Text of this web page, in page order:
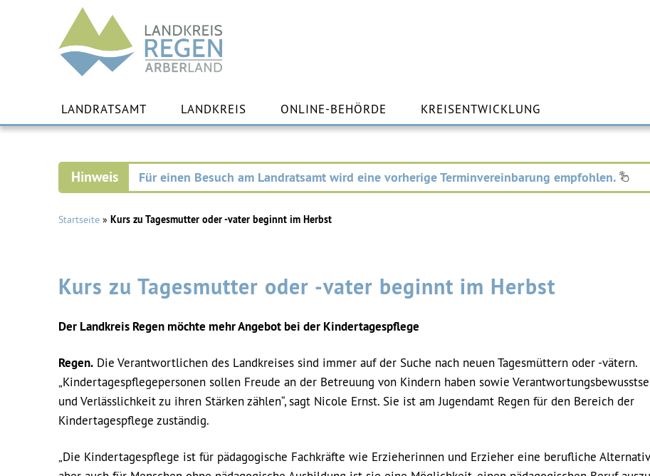
Landkreis
Regen
Inhalt
springen
LANDRATSAMT LANDKREIS ONLINE-BEHÖRDE KREISENTWICKLUNG
Für einen Besuch am Landratsamt wird eine vorherige Terminvereinbarung empfohlen.
Startseite » Kurs zu Tagesmutter oder -vater beginnt im Herbst
Kurs zu Tagesmutter oder -vater beginnt im Herbst
Der Landkreis Regen möchte mehr Angebot bei der Kindertagespflege
Regen. Die Verantwortlichen des Landkreises sind immer auf der Suche nach neuen Tagesmüttern oder -vätern.
„Kindertagespflegepersonen sollen Freude an der Betreuung von Kindern haben sowie
und Verlässlichkeit zu ihren Stärken zählen“, sagt Nicole Ernst. Sie ist am Jugendamt Regen für den Bereich der
Kindertagespflege zuständig.
„Die Kindertagespflege ist für pädagogische Fachkräfte wie Erzieherinnen und Erzieher eine berufliche